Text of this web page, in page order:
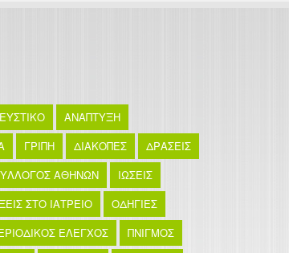
ΑΝΑΠΤΥΞΗ
ΓΡΙΠΗ ΔΙΑΚΟΠΕΣ
ΔΡΑΣΕΙΣ
ΑΘΗΝΩΝ
ΙΩΣΕΙΣ
ΣΤΟ ΙΑΤΡΕΙΟ
ΟΔΗΓΙΕΣ
ΕΛΕΓΧΟΣ
ΠΝΙΓΜΟΣ